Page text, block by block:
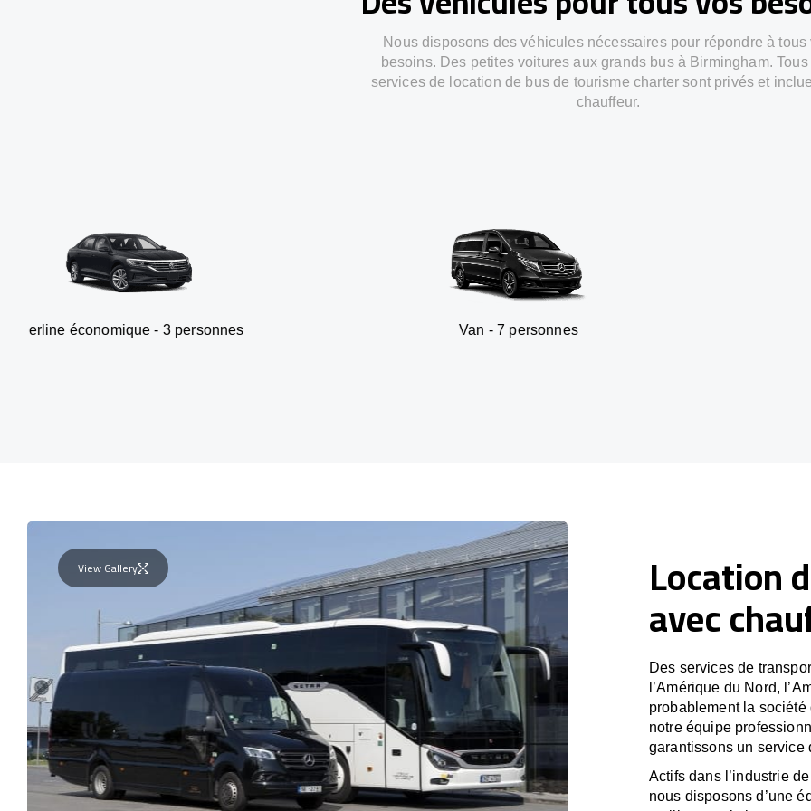
Nous disposons des véhicules nécessaires pour répondre à tous
besoins. Des petites voitures aux grands bus à Birmingham. Tous
services de location de bus de tourisme charter sont privés et
chauffeur.
- 3 personnes Van - 7 personnes SUV - 3
View Gallery Location
avec
Des services de
l’Amérique du Nord,
probablement la société
notre équipe
garantissons un service
Actifs dans l’industrie
nous disposons d’une